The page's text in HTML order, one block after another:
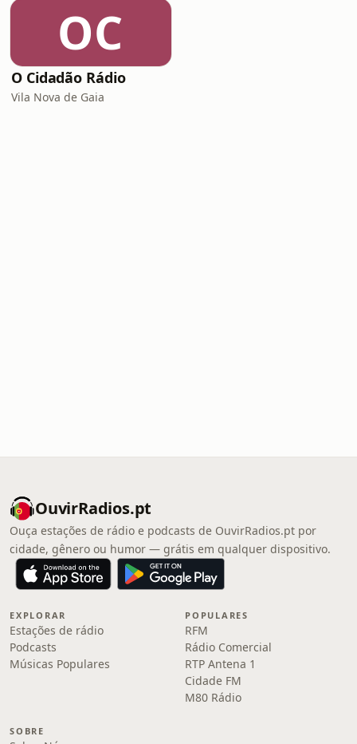
OC
O Cidadão Rádio
Vila Nova de Gaia
OuvirRadios.pt
Ouça estações de rádio e podcasts de OuvirRadios.pt por
cidade, gênero ou humor — grátis em qualquer dispositivo.
EXPLORAR
Estações de rádio
Podcasts
Músicas Populares
POPULARES
RFM
Rádio Comercial
RTP Antena 1
Cidade FM
M80 Rádio
SOBRE